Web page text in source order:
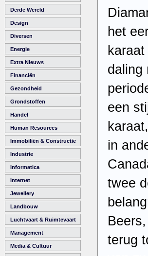
Derde Wereld
Design
Diversen
Energie
Extra Nieuws
Financiën
Gezondheid
Grondstoffen
Handel
Human Resources
Immobiliën & Constructie
Industrie
Informatica
Internet
Jewellery
Landbouw
Luchtvaart & Ruimtevaart
Management
Media & Cultuur
het
daling
een
in
twee
terug